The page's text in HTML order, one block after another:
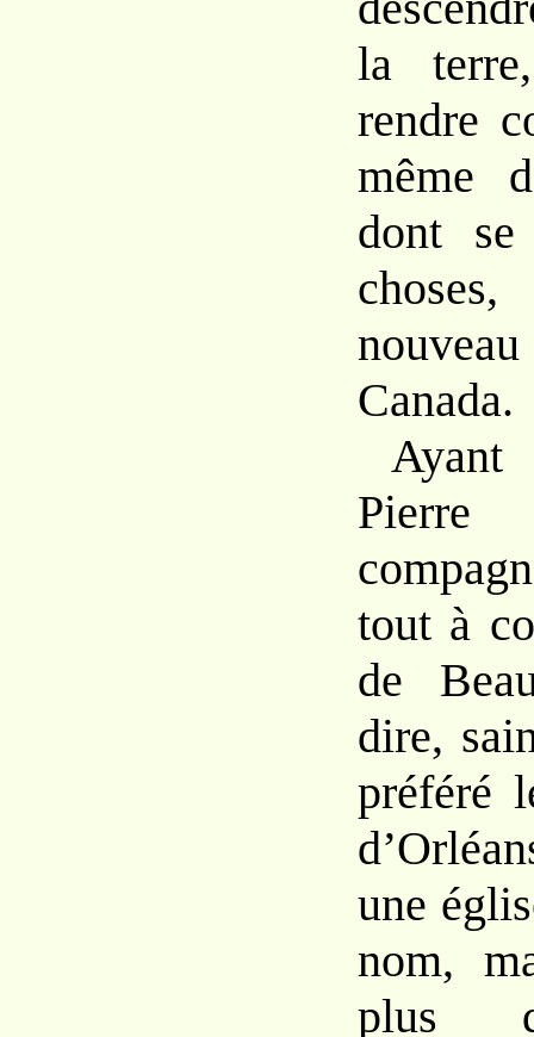
la
rendre
même
dont se
Canada.
tout à
de
dire,
préféré
une
nom,
plus